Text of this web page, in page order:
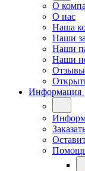
О
О нас
Наша
Наши
Наши
Наши
Отзывы
Информация